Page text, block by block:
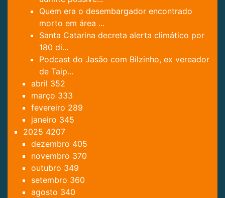
Quem era o desembargador encontrado
morto em área ...
Santa Catarina decreta alerta climático por
180 di...
Podcast do Jasão com Bilzinho, ex vereador
de Taip...
abril 352
março 333
fevereiro 289
janeiro 345
2025 4207
dezembro 405
novembro 370
outubro 349
setembro 360
agosto 340